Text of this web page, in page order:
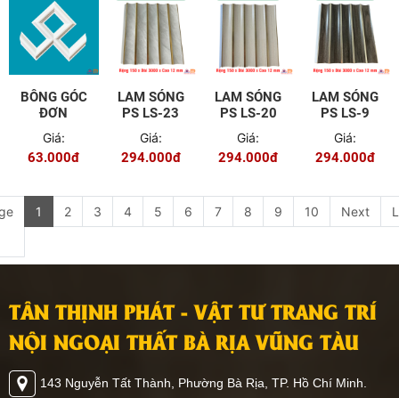
BÔNG GÓC
ĐƠN
Giá:
63.000đ
LAM SÓNG
PS LS-23
Giá:
294.000đ
LAM SÓNG
PS LS-20
Giá:
294.000đ
LAM SÓNG
PS LS-9
Giá:
294.000đ
1 2 3 4 5 6 7 8 9 10 Next
TÂN THỊNH PHÁT - VẬT TƯ TRANG TRÍ
NỘI NGOẠI THẤT BÀ RỊA VŨNG TÀU
143 Nguyễn Tất Thành, Phường Bà Rịa, TP. Hồ Chí Minh.